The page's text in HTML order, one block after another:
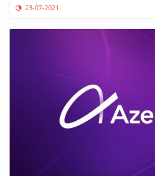
23-07-2021